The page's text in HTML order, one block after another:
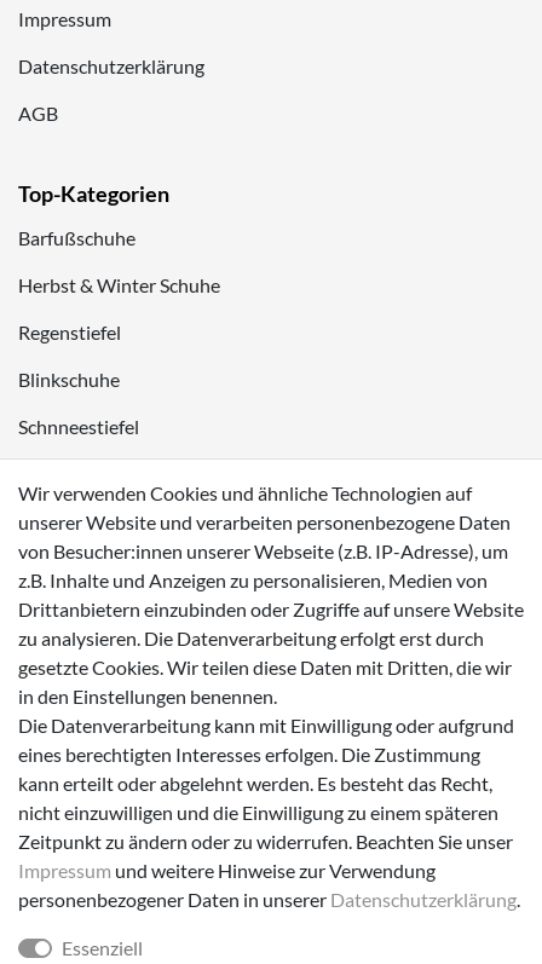
Impressum
Datenschutzerklärung
AGB
Top-Kategorien
Barfußschuhe
Herbst & Winter Schuhe
Regenstiefel
Blinkschuhe
Schnneestiefel
Sneaker
Zahlungsmöglichkeiten
Versanddienstleister
Wir verwenden Cookies und ähnliche Technologien auf
unserer Website und verarbeiten personenbezogene Daten
von Besucher:innen unserer Webseite (z.B. IP-Adresse), um
z.B. Inhalte und Anzeigen zu personalisieren, Medien von
Drittanbietern einzubinden oder Zugriffe auf unsere Website
zu analysieren. Die Datenverarbeitung erfolgt erst durch
gesetzte Cookies. Wir teilen diese Daten mit Dritten, die wir
in den Einstellungen benennen.
Die Datenverarbeitung kann mit Einwilligung oder aufgrund
eines berechtigten Interesses erfolgen. Die Zustimmung
kann erteilt oder abgelehnt werden. Es besteht das Recht,
nicht einzuwilligen und die Einwilligung zu einem späteren
Zeitpunkt zu ändern oder zu widerrufen. Beachten Sie unser
Impressum und weitere Hinweise zur Verwendung
personenbezogener Daten in unserer Daten­schutz­erklärung.
Essenziell